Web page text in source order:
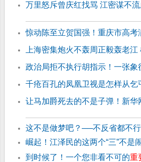
万里怒斥曾庆红找骂 江密谋不
惊动陈至立贺国强！重庆市高
上海密集炮火不轰周正毅轰老
政治局拒不执行胡指示！一张
千疮百孔的凤凰卫视是怎样从乞
让马加爵死去的不是子弹！新华
这不是做梦吧？──不反省都不行
崛起！江泽民的这两个“三”不是
到时候了！一个您非看不可的重